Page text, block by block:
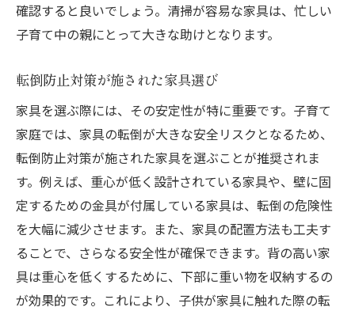
確認すると良いでしょう。清掃が容易な家具は、忙しい
子育て中の親にとって大きな助けとなります。
転倒防止対策が施された家具選び
家具を選ぶ際には、その安定性が特に重要です。子育て
家庭では、家具の転倒が大きな安全リスクとなるため、
転倒防止対策が施された家具を選ぶことが推奨されま
す。例えば、重心が低く設計されている家具や、壁に固
定するための金具が付属している家具は、転倒の危険性
を大幅に減少させます。また、家具の配置方法も工夫す
ることで、さらなる安全性が確保できます。背の高い家
具は重心を低くするために、下部に重い物を収納するの
が効果的です。これにより、子供が家具に触れた際の転